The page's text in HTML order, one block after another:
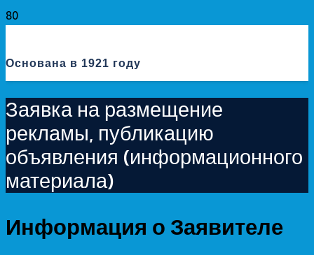
Основана в 1921 году
Заявка на размещение
рекламы, публикацию
объявления (информационного
материала)
Информация о Заявителе